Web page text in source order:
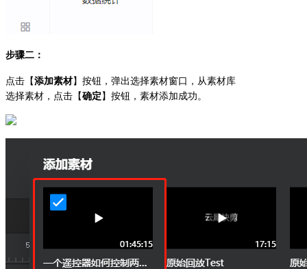
步骤二：
点击【添加素材】按钮，弹出选择素材窗口，从素材库
选择素材，点击【确定】按钮，素材添加成功。